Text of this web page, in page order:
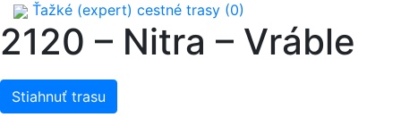
Ťažké (expert) cestné trasy (0)
2120 – Nitra – Vráble
Stiahnuť trasu